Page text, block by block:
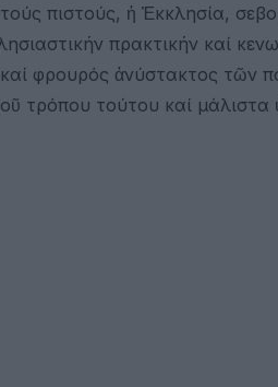
πιστούς, ἡ Ἐκκλησία,
πρακτικήν καί
φρουρός ἀνύστακτος τῶν
τρόπου τούτου καί μάλιστα